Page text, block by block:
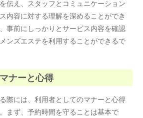
伝え、スタッフとコミュニケーション
内容に対する理解を深めることができ
事前にしっかりとサービス内容を確認
ンズエステを利用することができるで
ナーと心得
際には、利用者としてのマナーと心得
まず、予約時間を守ることは基本で